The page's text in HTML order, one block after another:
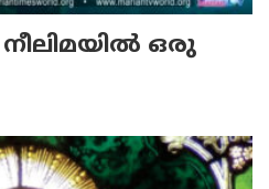
നീലിമയില്‍ ഒരു